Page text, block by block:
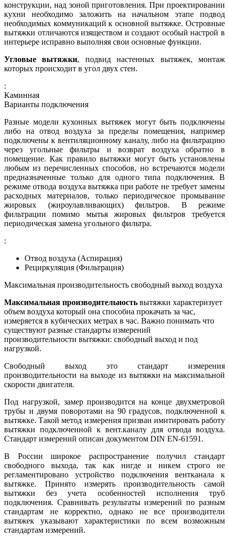
конструкции, над зоной приготовления. При проектировании
кухни необходимо заложить на начальном этапе подвод
необходимых коммуникаций к основной вытяжке. Островные
вытяжки отличаются изяществом и создают особый настрой в
интерьере исправно выполняя свои основные функции.
Угловые вытяжки, подвид настенных вытяжек, монтаж
которых происходит в угол двух стен.
:
Каминная
Варианты подключения
Разные модели кухонных вытяжек могут быть подключены
либо на отвод воздуха за пределы помещения, например
подключены к вентиляционному каналу, либо на фильтрацию
через угольные фильтры и возврат воздуха обратно в
помещение. Как правило вытяжки могут быть установлены
любым из перечисленных способов, но встречаются модели
предназначенные только для одного типа подключения. В
режиме отвода воздуха вытяжка при работе не требует замены
расходных материалов, только периодическое промывание
жировых (жироулавливающих) фильтров. В режиме
фильтрации помимо мытья жировых фильтров требуется
периодическая замена угольного фильтра.
:
Отвод воздуха (Аспирация)
Рециркуляция (Фильтрация)
Максимальная производительность свободный выход воздуха
Максимальная производительность вытяжки характеризует
объем воздуха который она способна прокачать за час,
измеряется в кубических метрах в час. Важно понимать что
существуют разные стандарты измерений
производительности вытяжки: свободный выход и под
нагрузкой.
Свободный выход это стандарт измерения
производительности на выходе из вытяжки на максимальной
скорости двигателя.
Под нагрузкой, замер производится на конце двухметровой
трубы и двумя поворотами на 90 градусов, подключенной к
вытяжке. Такой метод измерения призван имитировать работу
вытяжки подключенной к вент.каналу для отвода воздуха.
Стандарт измерений описан документом DIN EN-61591.
В России широкое распространение получил стандарт
свободного выхода, так как нигде и никем строго не
регламентировано устройство подключения вентканала к
вытяжке. Принято измерять производительность самой
вытяжки без учета особенностей исполнения труб
подключения. Сравнивать результаты измерений по разным
стандартам не корректно, однако не все производители
вытяжек указывают характеристики по всем возможным
стандартам измерений.